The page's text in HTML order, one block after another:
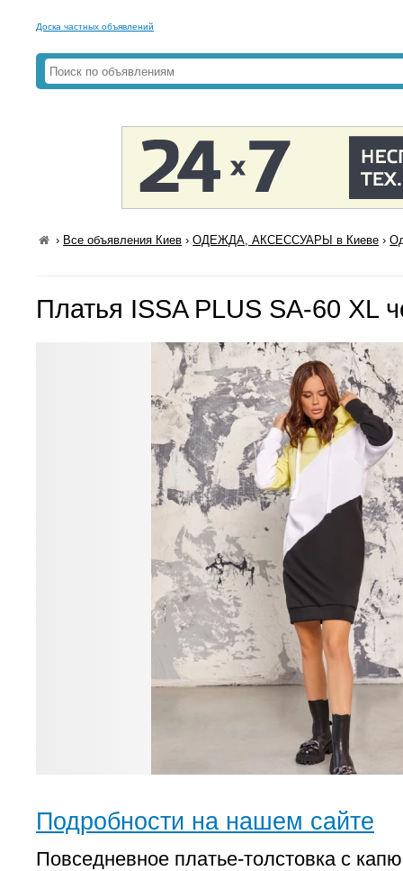
Доска частных объявлений
› Все объявления Киев ›ОДЕЖДА, АКСЕССУАРЫ в Киеве ›
Платья ISSA PLUS SA-60 XL
Подробности на нашем сайте
Повседневное платье-толстовка с